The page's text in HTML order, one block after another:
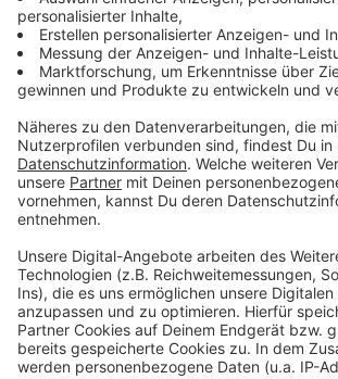
Weitere Infos und Links zum
Anzeige
Alle Infos zu der Aktion
Am Samstag gibt es außerdem eine
gegen Rechtsextremismus
Anzeige